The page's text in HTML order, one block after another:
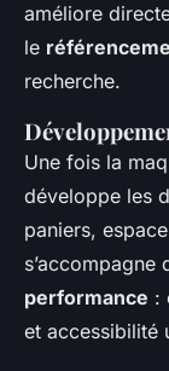
améliore
le
recherche.
Une fois la
développe les
paniers,
s’accompagne
performance :
et accessibilité